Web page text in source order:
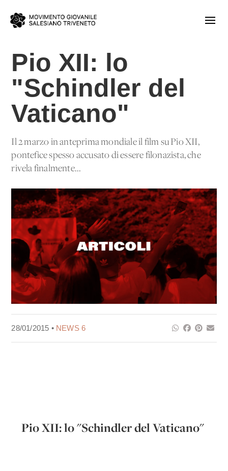
Pio XII: lo
"Schindler del
Vaticano"
Il 2 marzo in anteprima mondiale il film su Pio XII,
pontefice spesso accusato di essere filonazista, che
rivela finalmente...
28/01/2015 • NEWS 6
Pio XII: lo "Schindler del Vaticano"